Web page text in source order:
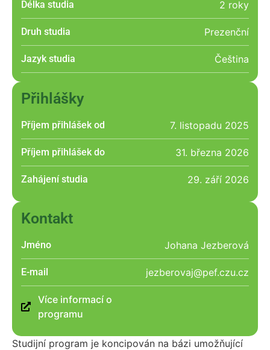
Studijní program je koncipován na bázi umožňující
Délka studia 2 roky
Druh studia Prezenční
Jazyk studia Čeština
Přihlášky
Příjem přihlášek od 7. listopadu 2025
Příjem přihlášek do 31. března 2026
Zahájení studia 29. září 2026
Kontakt
Jméno Johana Jezberová
E-mail jezberovaj@pef.czu.cz
Více informací o
programu